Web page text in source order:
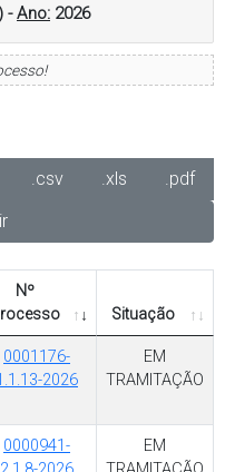
-Ano: 2026
.csv .xls
.pdf
Nº
Situação
0001176-
2026
EM
TRAMITAÇÃO
0000941-
EM